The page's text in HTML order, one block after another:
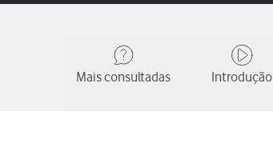
Mais consultadas Introdução